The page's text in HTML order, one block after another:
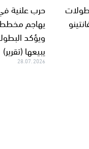
حرب علنية
يهاجم
ويؤكد
يبيعها (تقرير)
28.07.2026